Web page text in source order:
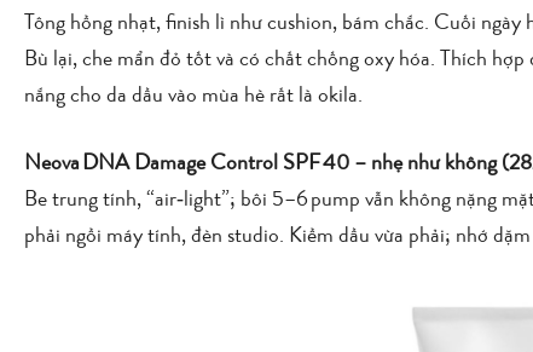
Tông hồng nhạt, finish lì như cushion, bám chắc. Cuối
Bù lại, che mẩn đỏ tốt và có chất chống oxy hóa. Thích
nắng cho da dầu vào mùa hè rất là okila.
Neova DNA Damage Control SPF 40 – nhẹ như không
Be trung tính, “air‑light”; bôi 5–6 pump vẫn không nặng
phải ngồi máy tính, đèn studio. Kiềm dầu vừa phải; nhớ